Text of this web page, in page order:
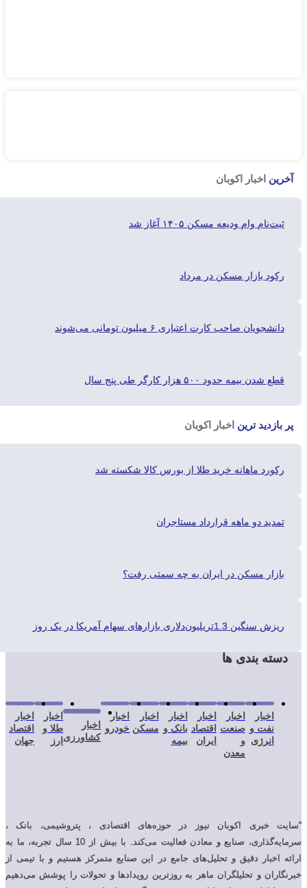
اخبار اکوبان
وام ودیعه مسکن ۱۴۰۵ آغاز شد
بازار مسکن در مرداد
صاحب کارت اعتباری ۶ میلیون تومانی می‌شوند
بیمه حدود ۵۰۰ هزار کارگر طی پنج سال
تریناخبار اکوبان
ماهانه خرید طلا از بورس کالا شکسته شد
دو ماهه قرارداد مستاجران
مسکن در ایران به چه سمتی رفت؟
1.3تریلیون‌دلاری بازارهای سهام آمریکا در یک روز
بندی ها
اخبار
صنعت
و
اخبار
اقتصاد
ایران
اخبار
بانک و
بیمه
اخبار
مسکن
اخبار
خودرو اخبار
کشاورزی
اخبار
طلا و
ارز
اخبار
اقتصاد
جهان
خبری اکوبان نیوز در حوزه‌های اقتصادی ، پتروشیمی، بانک ،
سرمایه‌گذاری، صنایع و معادن فعالیت می‌کند. با بیش از 10 سال تجربه، ما به
اخبار دقیق و تحلیل‌های جامع در این صنایع متمرکز هستیم و با تیمی از
و تحلیلگران ماهر به روزترین رویدادها و تحولات را پوشش می‌دهیم